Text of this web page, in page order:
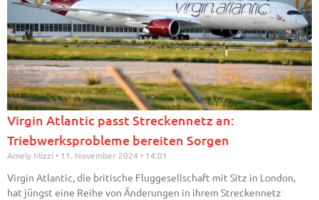
Virgin Atlantic passt Streckennetz an:
Triebwerksprobleme bereiten Sorgen
Amely Mizzi 11. November 2024 14:01
Virgin Atlantic, die britische Fluggesellschaft mit Sitz in London,
hat jüngst eine Reihe von Änderungen in ihrem Streckennetz